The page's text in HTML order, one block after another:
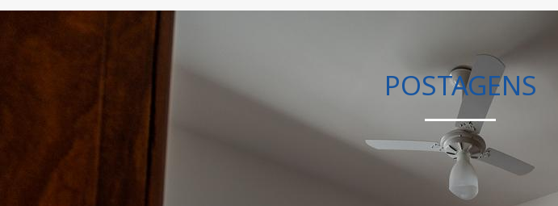
POSTAGENS